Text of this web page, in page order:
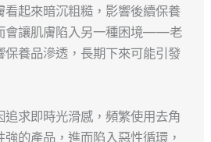
看起來暗沉粗糙，影響後續保養
會讓肌膚陷入另一種困境——老
保養品滲透，長期下來可能引發
追求即時光滑感，頻繁使用去角
的產品，進而陷入惡性循環，